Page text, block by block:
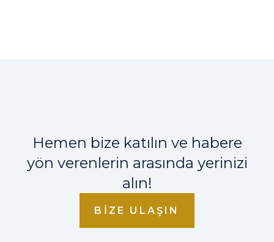
Hemen bize katılın ve habere
yön verenlerin arasında yerinizi
alın!
BIZE ULAŞIN